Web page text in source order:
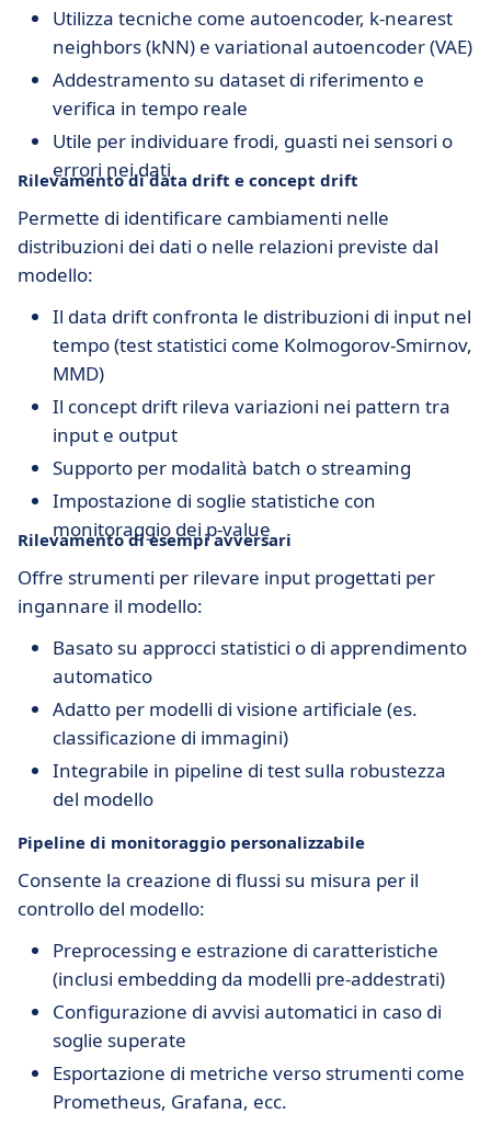
Utilizza tecniche come autoencoder, k-nearest
neighbors (kNN) e variational autoencoder (VAE)
Addestramento su dataset di riferimento e
verifica in tempo reale
Utile per individuare frodi, guasti nei sensori o
errori nei dati
Rilevamento di data drift e concept drift
Permette di identificare cambiamenti nelle
distribuzioni dei dati o nelle relazioni previste dal
modello:
Il data drift confronta le distribuzioni di input nel
tempo (test statistici come Kolmogorov-Smirnov,
MMD)
Il concept drift rileva variazioni nei pattern tra
input e output
Supporto per modalità batch o streaming
Impostazione di soglie statistiche con
monitoraggio dei p-value
Rilevamento di esempi avversari
Offre strumenti per rilevare input progettati per
ingannare il modello:
Basato su approcci statistici o di apprendimento
automatico
Adatto per modelli di visione artificiale (es.
classificazione di immagini)
Integrabile in pipeline di test sulla robustezza
del modello
Pipeline di monitoraggio personalizzabile
Consente la creazione di flussi su misura per il
controllo del modello:
Preprocessing e estrazione di caratteristiche
(inclusi embedding da modelli pre-addestrati)
Configurazione di avvisi automatici in caso di
soglie superate
Esportazione di metriche verso strumenti come
Prometheus, Grafana, ecc.